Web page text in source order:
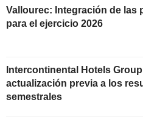
Vallourec: Integración de las
para el ejercicio 2026
Intercontinental Hotels
actualización previa a los
semestrales